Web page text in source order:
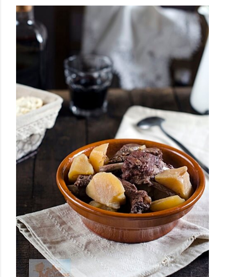
sabroso, con ese toque tostado y crujiente que tanto nos
satisface. Estas alubias crujientes al horno van a cambiar
por completo tu forma de ver las legumbres. Olvídate de
asociar las alubias únicamente a los guisos tradicionales y
copiosos de invierno. Con esta receta simple pero
revolucionaria, transformaremos un ingrediente tan
humilde como la alubia de La Bañeza en un snack ligero,
dorado, cargado de proteína y 100% natural. Es el
sustituto perfecto a los frutos se...